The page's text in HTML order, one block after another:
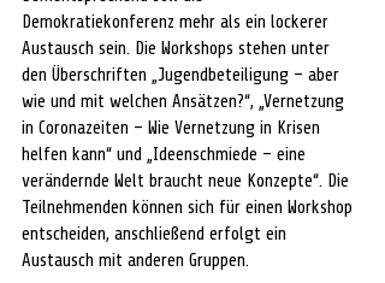
Demokratiekonferenz mehr als ein lockerer
Austausch sein. Die Workshops stehen unter
den Überschriften „Jugendbeteiligung – aber
wie und mit welchen Ansätzen?“, „Vernetzung
in Coronazeiten – Wie Vernetzung in Krisen
helfen kann“ und „Ideenschmiede – eine
verändernde Welt braucht neue Konzepte“. Die
Teilnehmenden können sich für einen Workshop
entscheiden, anschließend erfolgt ein
Austausch mit anderen Gruppen.